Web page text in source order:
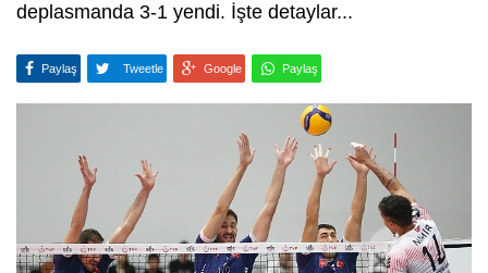
deplasmanda 3-1 yendi. İşte detaylar...
Paylaş Tweetle Google Paylaş